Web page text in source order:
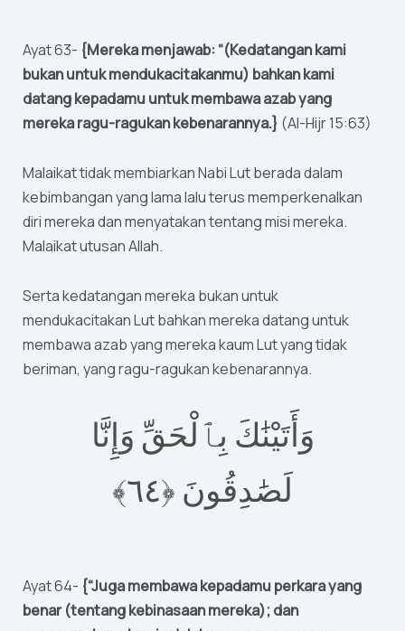
Ayat 63- {Mereka menjawab: “(Kedatangan kami
bukan untuk mendukacitakanmu) bahkan kami
datang kepadamu untuk membawa azab yang
mereka ragu-ragukan kebenarannya.} (Al-Hijr 15:63)
Malaikat tidak membiarkan Nabi Lut berada dalam
kebimbangan yang lama lalu terus memperkenalkan
diri mereka dan menyatakan tentang misi mereka.
Malaikat utusan Allah.
Serta kedatangan mereka bukan untuk
mendukacitakan Lut bahkan mereka datang untuk
membawa azab yang mereka kaum Lut yang tidak
beriman, yang ragu-ragukan kebenarannya.
وَأَتَيْنَٰكَ بِٱلْحَقِّ وَإِنَّا
لَصَٰدِقُونَ ‎﴿٤٦﴾
Ayat 64- {“Juga membawa kepadamu perkara yang
benar (tentang kebinasaan mereka); dan